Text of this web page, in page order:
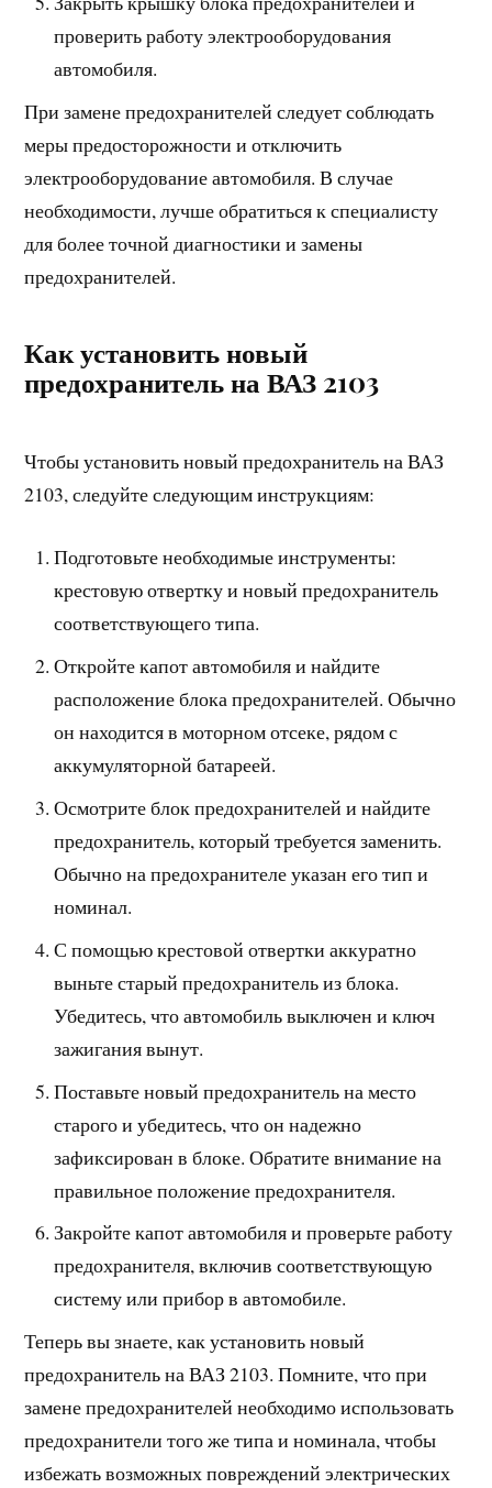
проверить работу электрооборудования
автомобиля.
При замене предохранителей следует соблюдать
меры предосторожности и отключить
электрооборудование автомобиля. В случае
необходимости, лучше обратиться к специалисту
для более точной диагностики и замены
предохранителей.
Как установить новый
предохранитель на ВАЗ 2103
Чтобы установить новый предохранитель на ВАЗ
2103, следуйте следующим инструкциям:
Подготовьте необходимые инструменты:
крестовую отвертку и новый предохранитель
соответствующего типа.
Откройте капот автомобиля и найдите
расположение блока предохранителей. Обычно
он находится в моторном отсеке, рядом с
аккумуляторной батареей.
Осмотрите блок предохранителей и найдите
предохранитель, который требуется заменить.
Обычно на предохранителе указан его тип и
номинал.
С помощью крестовой отвертки аккуратно
выньте старый предохранитель из блока.
Убедитесь, что автомобиль выключен и ключ
зажигания вынут.
Поставьте новый предохранитель на место
старого и убедитесь, что он надежно
зафиксирован в блоке. Обратите внимание на
правильное положение предохранителя.
Закройте капот автомобиля и проверьте работу
предохранителя, включив соответствующую
систему или прибор в автомобиле.
Теперь вы знаете, как установить новый
предохранитель на ВАЗ 2103. Помните, что при
замене предохранителей необходимо использовать
предохранители того же типа и номинала, чтобы
избежать возможных повреждений электрических